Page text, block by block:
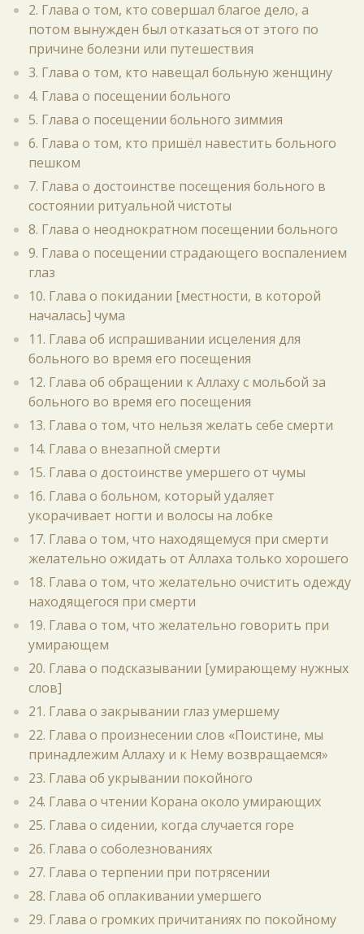
2. Глава о том, кто совершал благое дело, а
потом вынужден был отказаться от этого по
причине болезни или путешествия
3. Глава о том, кто навещал больную женщину
4. Глава о посещении больного
5. Глава о посещении больного зиммия
6. Глава о том, кто пришёл навестить больного
пешком
7. Глава о достоинстве посещения больного в
состоянии ритуальной чистоты
8. Глава о неоднократном посещении больного
9. Глава о посещении страдающего воспалением
глаз
10. Глава о покидании [местности, в которой
началась] чума
11. Глава об испрашивании исцеления для
больного во время его посещения
12. Глава об обращении к Аллаху с мольбой за
больного во время его посещения
13. Глава о том, что нельзя желать себе смерти
14. Глава о внезапной смерти
15. Глава о достоинстве умершего от чумы
16. Глава о больном, который удаляет
укорачивает ногти и волосы на лобке
17. Глава о том, что находящемуся при смерти
желательно ожидать от Аллаха только хорошего
18. Глава о том, что желательно очистить одежду
находящегося при смерти
19. Глава о том, что желательно говорить при
умирающем
20. Глава о подсказывании [умирающему нужных
слов]
21. Глава о закрывании глаз умершему
22. Глава о произнесении слов «Поистине, мы
принадлежим Аллаху и к Нему возвращаемся»
23. Глава об укрывании покойного
24. Глава о чтении Корана около умирающих
25. Глава о сидении, когда случается горе
26. Глава о соболезнованиях
27. Глава о терпении при потрясении
28. Глава об оплакивании умершего
29. Глава о громких причитаниях по покойному